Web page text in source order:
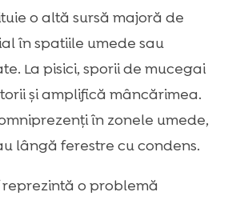
o altă sursă majoră de
în spatiile umede sau
La pisici, sporii de mucegai
și amplifică mâncărimea.
în zonele umede,
lângă ferestre cu condens.
o problemă